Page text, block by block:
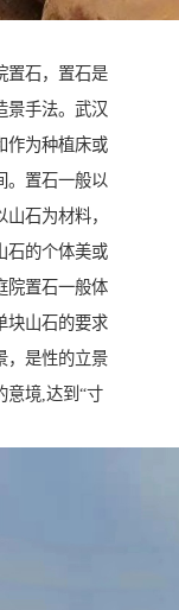
置石，置石是
景手法。武汉
作为种植床或
。置石一般以
石为材料，
石的个体美或
院置石一般体
块山石的要求
，是性的立景
意境,达到“寸